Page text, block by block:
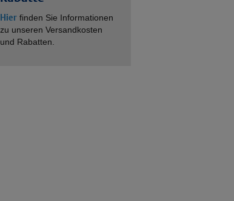
Hier finden Sie Informationen
zu unseren Versandkosten
und Rabatten.